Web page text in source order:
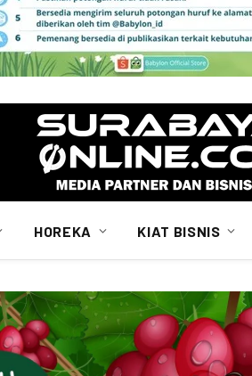
HOREKA KIAT BISNIS